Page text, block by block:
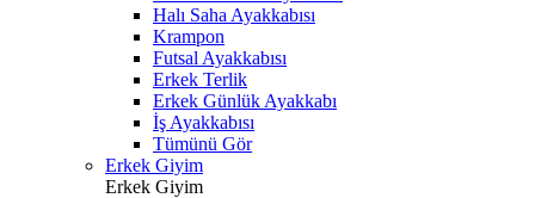
Halı Saha Ayakkabısı
Krampon
Futsal Ayakkabısı
Erkek Terlik
Erkek Günlük Ayakkabı
İş Ayakkabısı
Tümünü Gör
Erkek Giyim
Erkek Giyim